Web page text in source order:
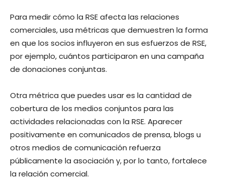
Para medir cómo la RSE afecta las relaciones
comerciales, usa métricas que demuestren la forma
en que los socios influyeron en sus esfuerzos de RSE,
por ejemplo, cuántos participaron en una campaña
de donaciones conjuntas.
Otra métrica que puedes usar es la cantidad de
cobertura de los medios conjuntos para las
actividades relacionadas con la RSE. Aparecer
positivamente en comunicados de prensa, blogs u
otros medios de comunicación refuerza
públicamente la asociación y, por lo tanto, fortalece
la relación comercial.